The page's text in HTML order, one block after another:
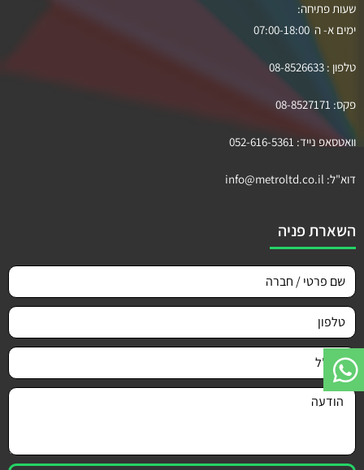
שעות פתיחה:
ימים א- ה 07:00-18:00
טלפון : 08-8526633
פקס: 08-8527171
וואטסאפ נייד: 052-616-5361
דוא"ל: info@metroltd.co.il
השארת פניה